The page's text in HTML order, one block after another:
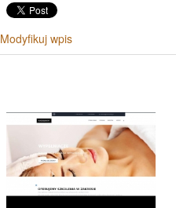
Modyfikuj wpis